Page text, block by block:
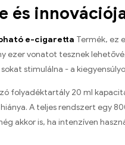
és
e-cigaretta Termék, ez
ezer vonatot tesznek
stimulálna - a
folyadéktartály 20 ml
A teljes rendszert egy
akkor is, ha intenzíven